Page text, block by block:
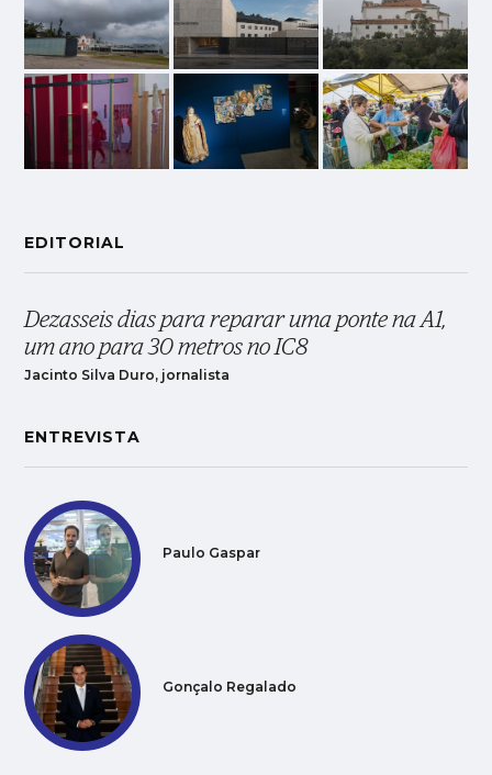
EDITORIAL
Dezasseis dias para reparar uma ponte na A1,
um ano para 30 metros no IC8
Jacinto Silva Duro, jornalista
ENTREVISTA
Paulo Gaspar
Gonçalo Regalado